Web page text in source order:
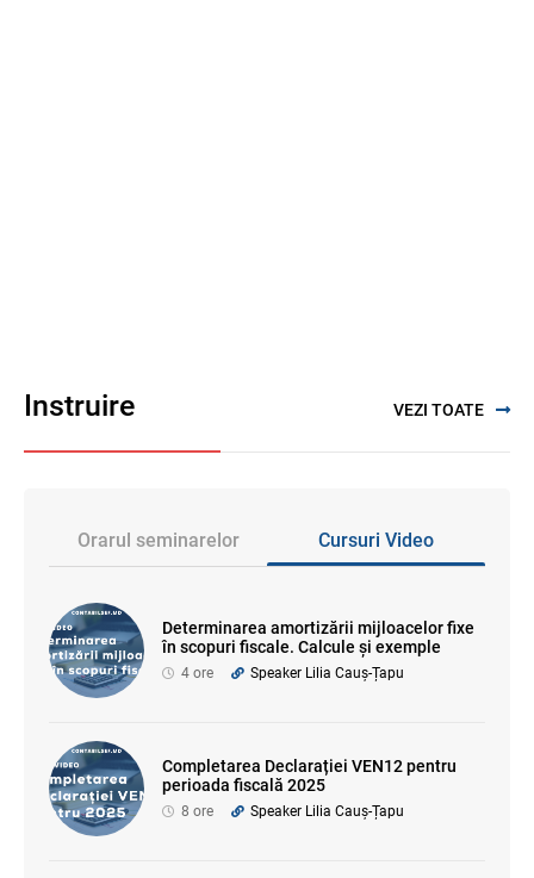
Instruire VEZI TOATE
Orarul seminarelor Cursuri Video
Determinarea amortizării mijloacelor fixe
în scopuri fiscale. Calcule și exemple
4 ore Speaker Lilia Cauș-Țapu
Completarea Declarației VEN12 pentru
perioada fiscală 2025
8 ore Speaker Lilia Cauș-Țapu